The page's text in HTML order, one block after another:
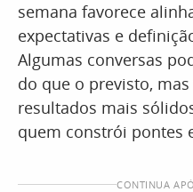
semana favorece
expectativas e
Algumas conversas
do que o previsto,
resultados mais
quem constrói pontes
CONTINUA